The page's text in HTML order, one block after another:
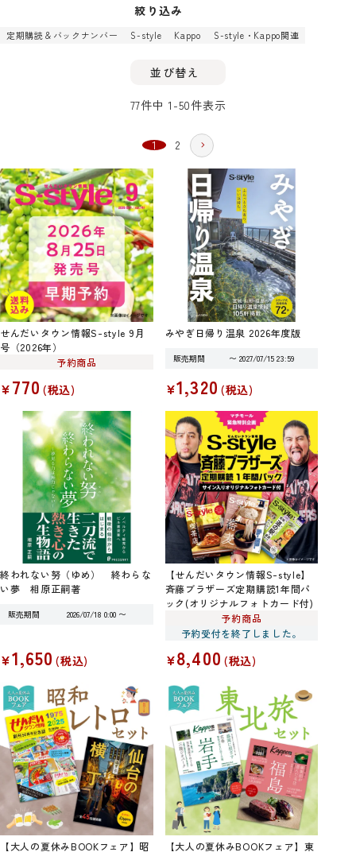
絞り込み
定期購読＆バックナンバー S-style Kappo S-style・Kappo関連
並び替え
77件中 1 -50件表示
1 2
せんだいタウン情報S-style 9月
号（2026年）
予約商品
¥770 税込
みやぎ日帰り温泉 2026年度版
販売期間 〜 2027/07/15 23:59
¥1,320 税込
終われない努（ゆめ） 終わらな
い夢 相原正嗣著
販売期間 2026/07/18 0:00 〜
¥1,650 税込
【せんだいタウン情報S-style】
斉藤ブラザーズ定期購読1年間パ
ック(オリジナルフォトカード付)
予約商品
予約受付を終了しました。
¥8,400 税込
【大人の夏休みBOOKフェア】昭
【大人の夏休みBOOKフェア】東